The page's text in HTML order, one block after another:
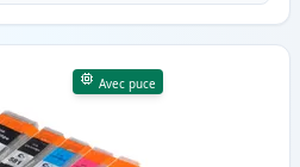
Avec puce